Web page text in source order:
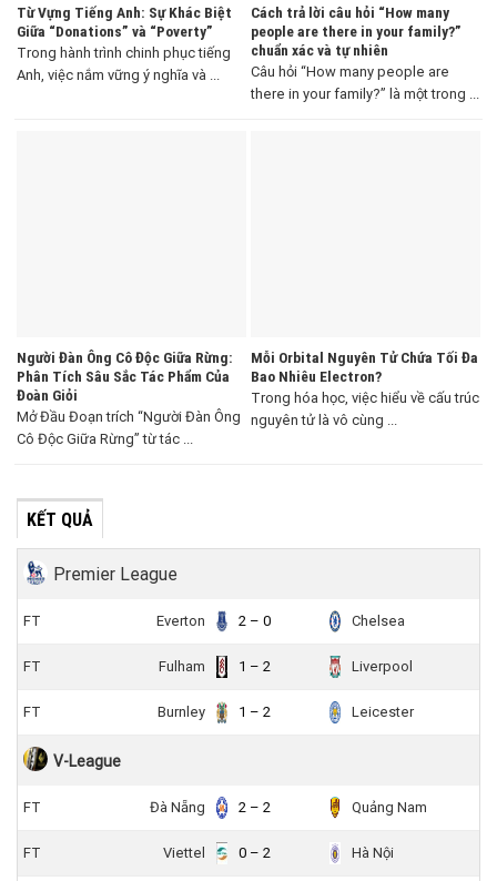
Từ Vựng Tiếng Anh: Sự Khác Biệt
Giữa “Donations” và “Poverty”
Trong hành trình chinh phục tiếng
Anh, việc nắm vững ý nghĩa và ...
Cách trả lời câu hỏi “How many
people are there in your family?”
chuẩn xác và tự nhiên
Câu hỏi “How many people are
there in your family?” là một trong ...
Người Đàn Ông Cô Độc Giữa Rừng:
Phân Tích Sâu Sắc Tác Phẩm Của
Đoàn Giỏi
Mở Đầu Đoạn trích “Người Đàn Ông
Cô Độc Giữa Rừng” từ tác ...
Mỗi Orbital Nguyên Tử Chứa Tối Đa
Bao Nhiêu Electron?
Trong hóa học, việc hiểu về cấu trúc
nguyên tử là vô cùng ...
KẾT QUẢ
Premier League
FT Everton 2 – 0 Chelsea
FT Fulham 1 – 2 Liverpool
FT Burnley 1 – 2 Leicester
V-League
FT Đà Nẵng 2 – 2 Quảng Nam
FT Viettel 0 – 2 Hà Nội